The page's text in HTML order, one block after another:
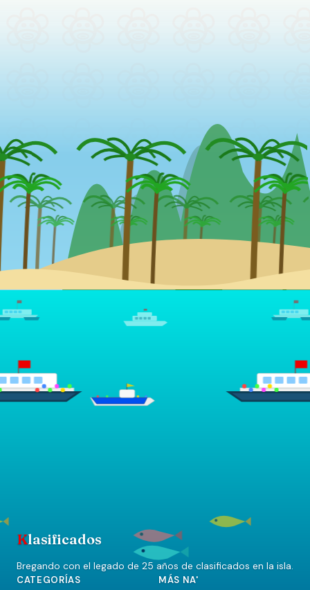
Klasificados
Bregando con el legado de 25 años de clasificados en la isla.
CATEGORÍAS MÁS NA'